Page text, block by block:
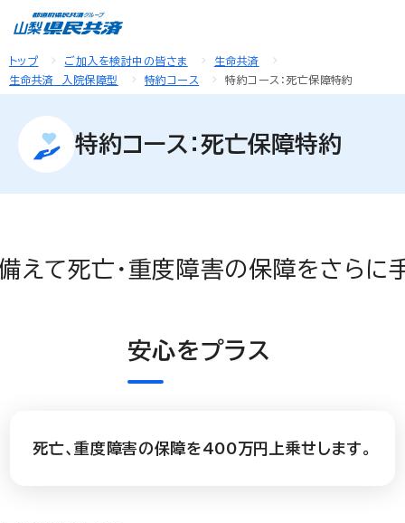
トップ ご加入を検討中の皆さま
生命共済
生命共済 入院保障型
特約コース 特約コース：死亡保障特約
特約コース：死亡保障特約
えて死亡・重度障害の保障をさらに
安心をプラス
死亡、重度障害の保障を400万円上乗せします。